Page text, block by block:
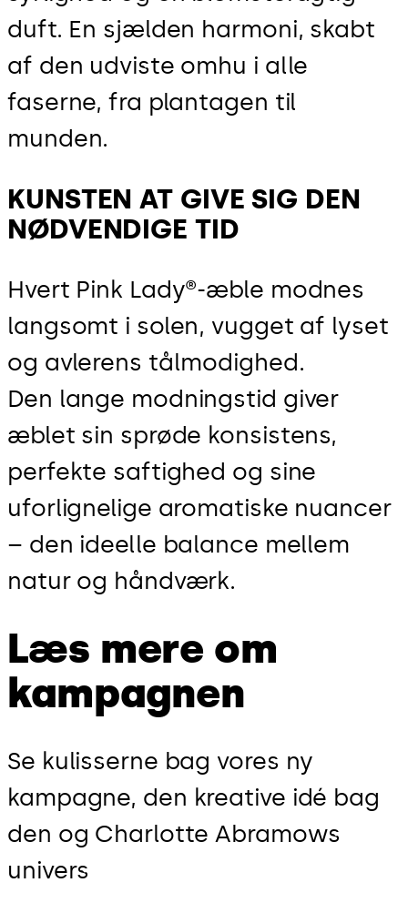
duft. En sjælden harmoni, skabt
af den udviste omhu i alle
faserne, fra plantagen til
munden.
KUNSTEN AT GIVE SIG DEN
NØDVENDIGE TID
Hvert Pink Lady®-æble modnes
langsomt i solen, vugget af lyset
og avlerens tålmodighed.
Den lange modningstid giver
æblet sin sprøde konsistens,
perfekte saftighed og sine
uforlignelige aromatiske nuancer
– den ideelle balance mellem
natur og håndværk.
Læs mere om
kampagnen
Se kulisserne bag vores ny
kampagne, den kreative idé bag
den og Charlotte Abramows
univers